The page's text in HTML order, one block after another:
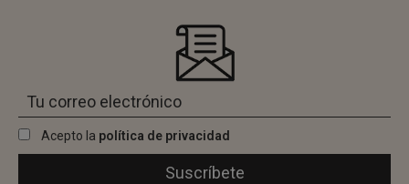
Acepto la política de privacidad